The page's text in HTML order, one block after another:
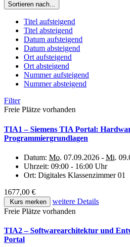
Sortieren nach...
Titel aufsteigend
Titel absteigend
Datum aufsteigend
Datum absteigend
Ort aufsteigend
Ort absteigend
Nummer aufsteigend
Nummer absteigend
Filter
Freie Plätze vorhanden
TIA1 – Siemens TIA Portal:
Programmiergrundlagen
Datum: Mo. 07.09.2026 - Mi.
Uhrzeit: 09:00 - 16:00 Uhr
Ort: Digitales Klassenzimmer 01
1677,00 €
Kurs merken
weitere Details
Freie Plätze vorhanden
TIA2 – Softwarearchitektur und
Portal